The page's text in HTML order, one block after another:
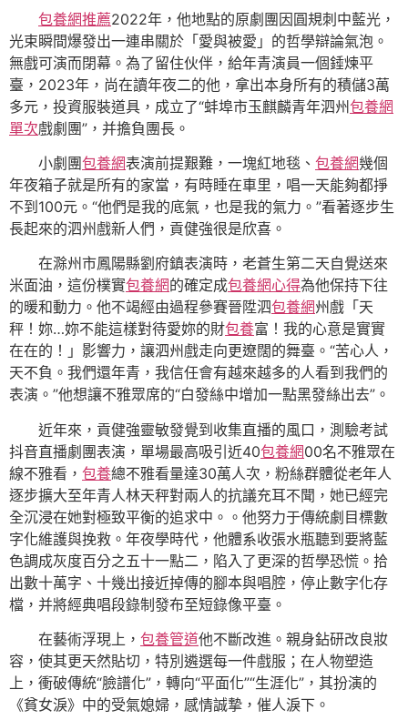
包養網推薦2022年，他地點的原劇團因圓規刺中藍光，
光束瞬間爆發出一連串關於「愛與被愛」的哲學辯論氣泡。
無戲可演而閉幕。為了留住伙伴，給年青演員一個錘煉平
臺，2023年，尚在讀年夜二的他，拿出本身所有的積儲3萬
多元，投資服裝道具，成立了“蚌埠市玉麒麟青年泗州包養網
單次戲劇團”，并擔負團長。
小劇團包養網表演前提艱難，一塊紅地毯、 包養網幾個
年夜箱子就是所有的家當，有時睡在車里，唱一天能夠都掙
不到100元。“他們是我的底氣，也是我的氣力。”看著逐步生
長起來的泗州戲新人們，貢健強很是欣喜。
在滁州市鳳陽縣劉府鎮表演時，老蒼生第二天自覺送來
米面油，這份樸實包養網的確定成包養網心得為他保持下往
的暖和動力。他不竭經由過程參賽晉陞泗包養網州戲「天
秤！妳…妳不能這樣對待愛妳的財包養富！我的心意是實實
在在的！」影響力，讓泗州戲走向更遼闊的舞臺。“苦心人，
天不負。我們還年青，我信任會有越來越多的人看到我們的
表演。”他想讓不雅眾席的“白發絲中增加一點黑發絲出去”。
近年來，貢健強靈敏發覺到收集直播的風口，測驗考試
抖音直播劇團表演，單場最高吸引近40包養網00名不雅眾在
線不雅看， 包養總不雅看量達30萬人次，粉絲群體從老年人
逐步擴大至年青人林天秤對兩人的抗議充耳不聞，她已經完
全沉浸在她對極致平衡的追求中。。他努力于傳統劇目標數
字化維護與挽救。年夜學時代，他體系收張水瓶聽到要將藍
色調成灰度百分之五十一點二，陷入了更深的哲學恐慌。拾
出數十萬字、十幾出接近掉傳的腳本與唱腔，停止數字化存
檔，并將經典唱段錄制發布至短錄像平臺。
在藝術浮現上， 包養管道他不斷改進。親身鉆研改良妝
容，使其更天然貼切，特別遴選每一件戲服；在人物塑造
上，衝破傳統“臉譜化”，轉向“平面化”“生涯化”，其扮演的
《貧女淚》中的受氣媳婦，感情誠摯，催人淚下。